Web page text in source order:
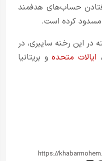
حساب‌های هدفمند
مسدود کرده است.
در این رخنه سایبری، در
ایالات متحدهو بریتانیا